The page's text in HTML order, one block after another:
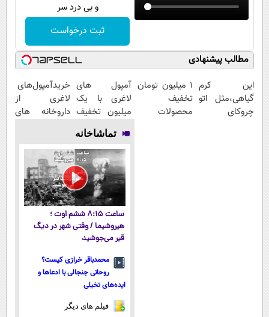
و بی درد سر
ثبت درخواست
مطالب پیشنهادی
این کرم
گیاهی،مثل اتو
چروکای
۱ میلیون تومان
تخفیف
محصولات
آمپول های
لاغری با یک
میلیون تخفیف
| ارسال از
داروخانه های
معتبر
خریدآمپول‌های
لاغری از
داروخانه های
پک یخ!
تماشاخانه
ساعت ۸:۱۵ ششم اوت ؛
هیروشیما / وقتی شهر در دیگ
قیر می‌جوشید
محمدباقر خرازی کیست؟
روحانی جنجالی با ادعاها و
ایده‌های تخیلی
فیلم های دیگر